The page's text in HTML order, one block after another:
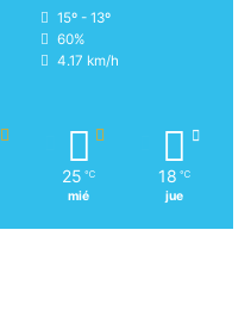
15º - 13º
60%
4.17 km/h
25 ℃
mié
18 ℃
jue